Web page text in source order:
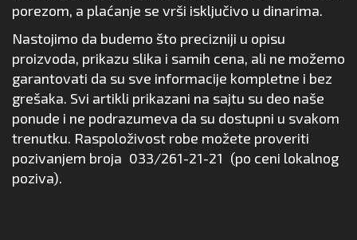
porezom, a plaćanje se vrši isključivo u dinarima.
Nastojimo da budemo što precizniji u opisu
proizvoda, prikazu slika i samih cena, ali ne možemo
garantovati da su sve informacije kompletne i bez
grešaka. Svi artikli prikazani na sajtu su deo naše
ponude i ne podrazumeva da su dostupni u svakom
trenutku. Raspoloživost robe možete proveriti
pozivanjem broja 033/261-21-21 (po ceni lokalnog
poziva).